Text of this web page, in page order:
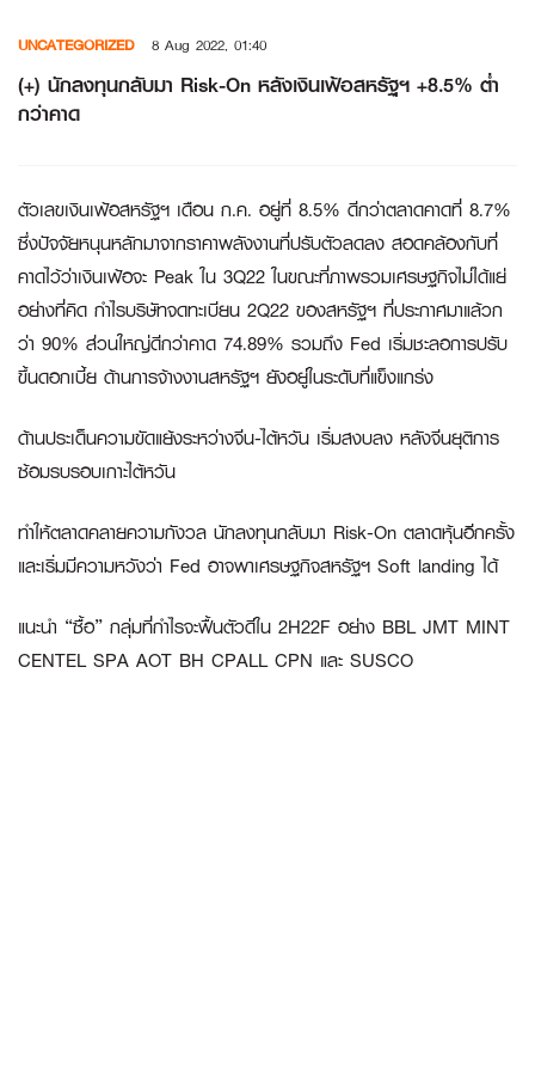
content
UNCATEGORIZED 8 Aug 2022, 01:40
(+) นักลงทุนกลับมา Risk-On หลังเงินเฟ้อสหรัฐฯ +8.5% ต่ำ
กว่าคาด
ตัวเลขเงินเฟ้อสหรัฐฯ เดือน ก.ค. อยู่ที่ 8.5% ดีกว่าตลาดคาดที่ 8.7%
ซึ่งปัจจัยหนุนหลักมาจากราคาพลังงานที่ปรับตัวลดลง สอดคล้องกับที่
คาดไว้ว่าเงินเฟ้อจะ Peak ใน 3Q22 ในขณะที่ภาพรวมเศรษฐกิจไม่ได้แย่
อย่างที่คิด กำไรบริษัทจดทะเบียน 2Q22 ของสหรัฐฯ ที่ประกาศมาแล้วก
ว่า 90% ส่วนใหญ่ดีกว่าคาด 74.89% รวมถึง Fed เริ่มชะลอการปรับ
ขึ้นดอกเบี้ย ด้านการจ้างงานสหรัฐฯ ยังอยู่ในระดับที่แข็งแกร่ง
ด้านประเด็นความขัดแย้งระหว่างจีน-ไต้หวัน เริ่มสงบลง หลังจีนยุติการ
ซ้อมรบรอบเกาะไต้หวัน
ทำให้ตลาดคลายความกังวล นักลงทุนกลับมา Risk-On ตลาดหุ้นอีกครั้ง
และเริ่มมีความหวังว่า Fed อาจพาเศรษฐกิจสหรัฐฯ Soft landing ได้
แนะนำ “ซื้อ” กลุ่มที่กำไรจะฟื้นตัวดีใน 2H22F อย่าง BBL JMT MINT
CENTEL SPA AOT BH CPALL CPN และ SUSCO